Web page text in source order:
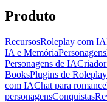
Produto
RecursosRoleplay com IA
IA e MemóriaPersonagens
Personagens de IA
BooksPlugins de
com IAChat para romance
personagensConquistas